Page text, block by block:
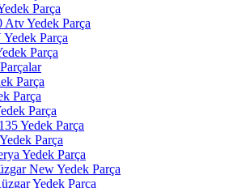
Parça
Yedek Parça
Parça
Parça
Parça
Parça
Parça
Yedek Parça
Parça
Yedek Parça
New Yedek Parça
Yedek Parça